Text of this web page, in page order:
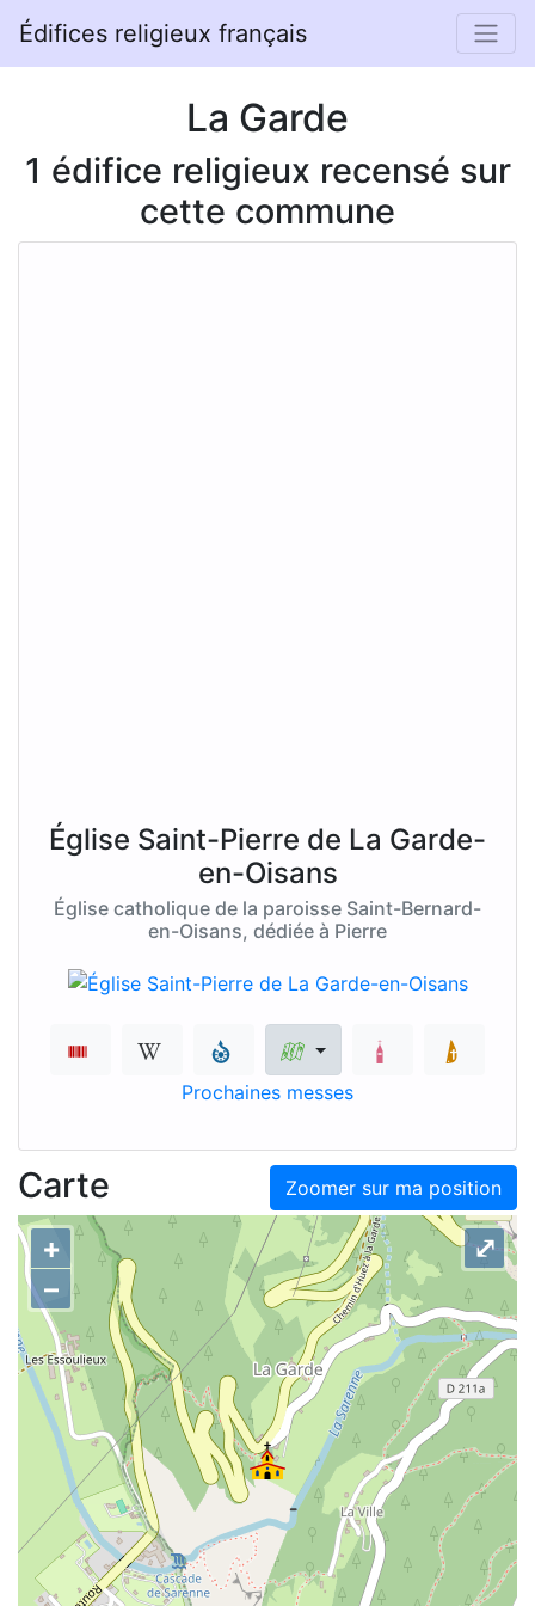
Édifices religieux français
La Garde
1 édifice religieux recensé sur
cette commune
Église Saint-Pierre de La Garde-
en-Oisans
Église catholique de la paroisse Saint-Bernard-
en-Oisans, dédiée à Pierre
Prochaines messes
Zoomer sur ma position
Carte
+
–
⤢